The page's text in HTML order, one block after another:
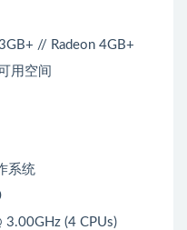
// Radeon 4GB+
用空间
系统
3.00GHz (4 CPUs)